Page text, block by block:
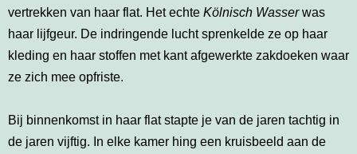
vertrekken van haar flat. Het echte Kölnisch Wasserwas
haar lijfgeur. De indringende lucht sprenkelde ze op haar
kleding en haar stoffen met kant afgewerkte zakdoeken waar
ze zich mee opfriste.
Bij binnenkomst in haar flat stapte je van de jaren tachtig in
de jaren vijftig. In elke kamer hing een kruisbeeld aan de